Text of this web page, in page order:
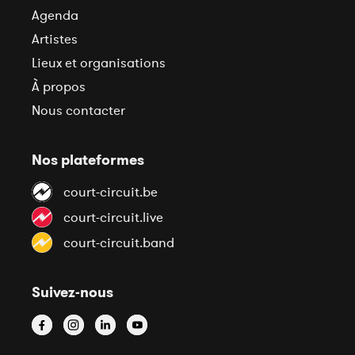
Agenda
Artistes
Lieux et organisations
À propos
Nous contacter
Nos plateformes
court-circuit.be
court-circuit.live
court-circuit.band
Suivez-nous